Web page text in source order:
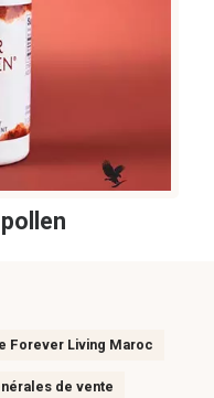
Forever Living Maroc
de vente